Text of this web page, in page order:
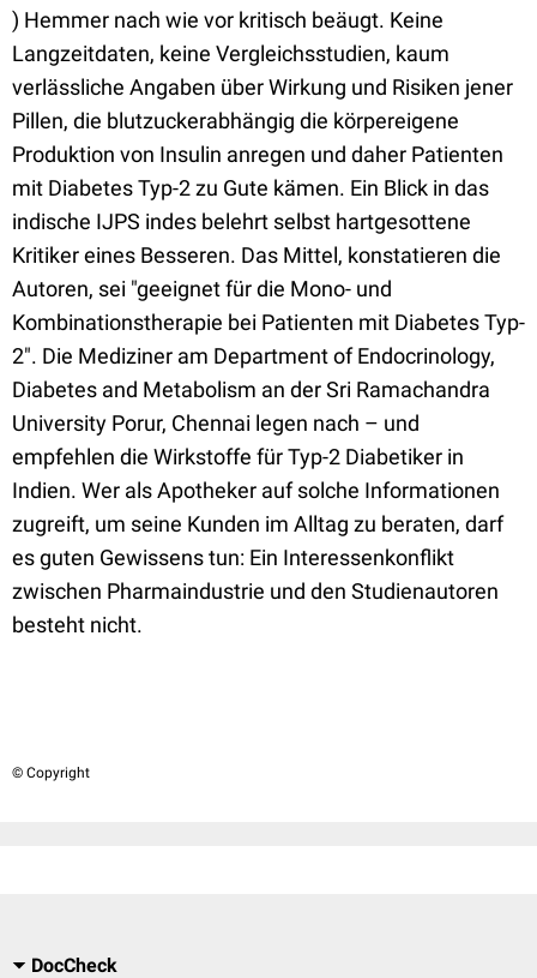
) Hemmer nach wie vor kritisch beäugt. Keine
Langzeitdaten, keine Vergleichsstudien, kaum
verlässliche Angaben über Wirkung und Risiken jener
Pillen, die blutzuckerabhängig die körpereigene
Produktion von Insulin anregen und daher Patienten
mit Diabetes Typ-2 zu Gute kämen. Ein Blick in das
indische IJPS indes belehrt selbst hartgesottene
Kritiker eines Besseren. Das Mittel, konstatieren die
Autoren, sei "geeignet für die Mono- und
Kombinationstherapie bei Patienten mit Diabetes Typ-
2". Die Mediziner am Department of Endocrinology,
Diabetes and Metabolism an der Sri Ramachandra
University Porur, Chennai legen nach – und
empfehlen die Wirkstoffe für Typ-2 Diabetiker in
Indien. Wer als Apotheker auf solche Informationen
zugreift, um seine Kunden im Alltag zu beraten, darf
es guten Gewissens tun: Ein Interessenkonflikt
zwischen Pharmaindustrie und den Studienautoren
besteht nicht.
© Copyright
DocCheck